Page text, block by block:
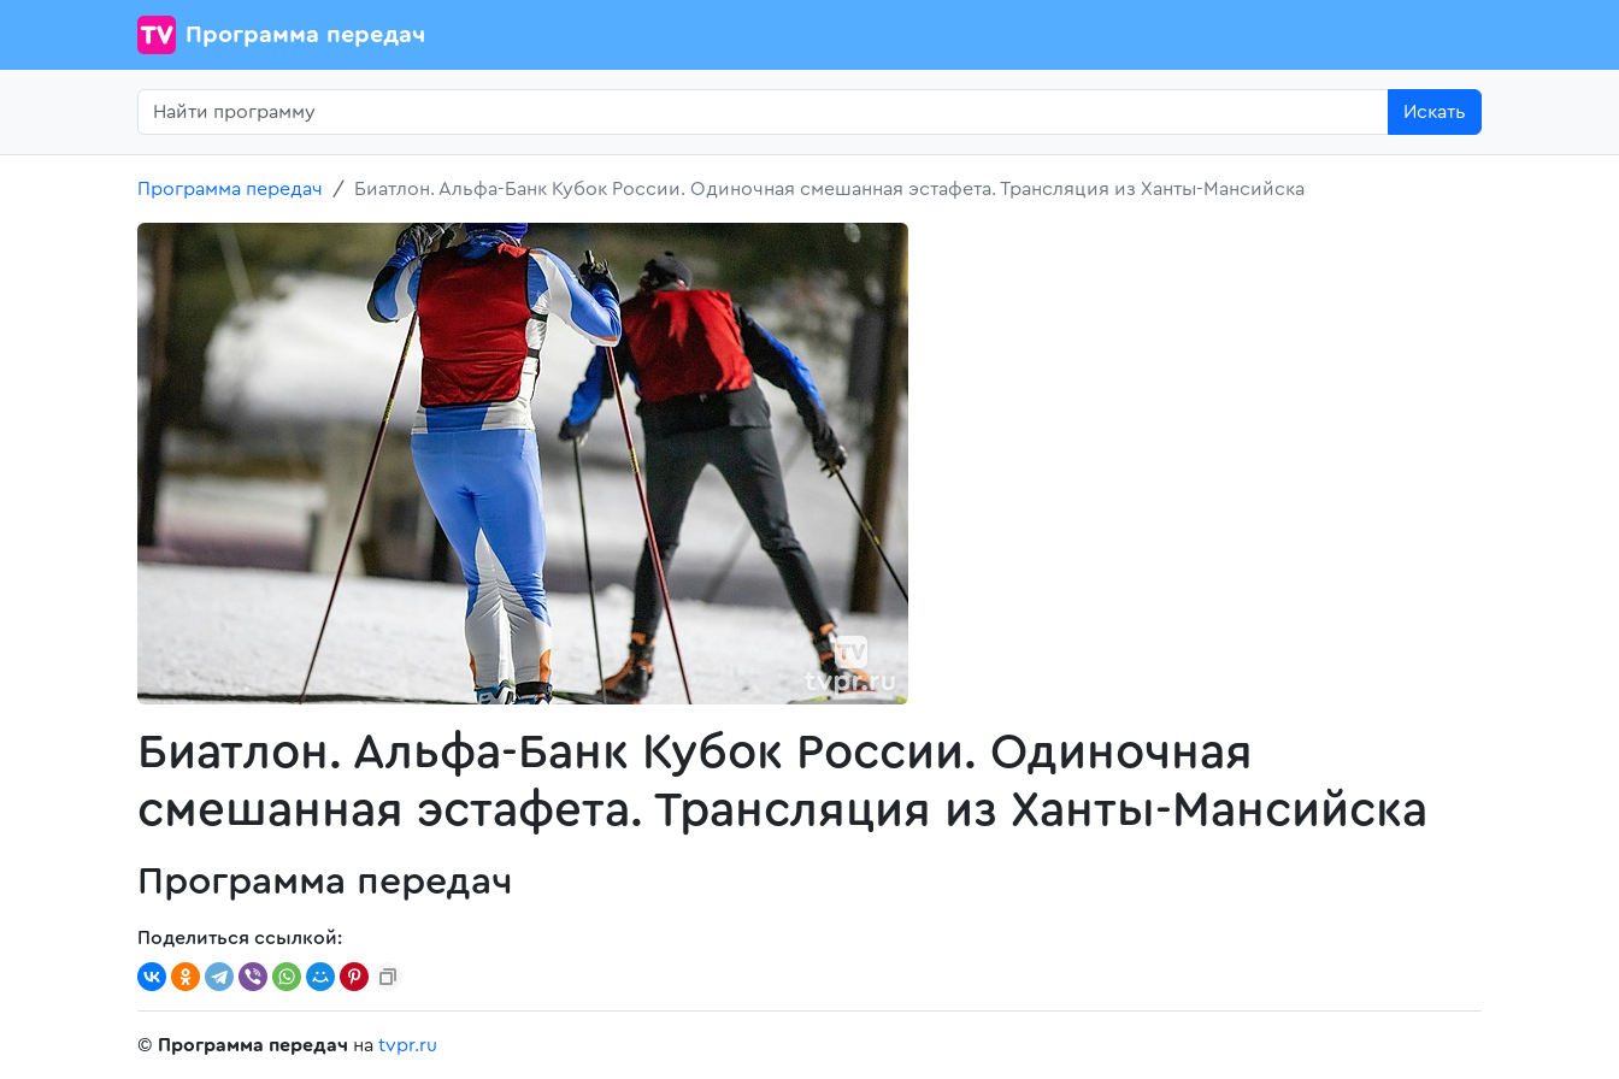
Программа передач
Искать
Программа передач Биатлон. Альфа-Банк Кубок России. Одиночная смешанная эстафета. Трансляция из Ханты-Мансийска
Биатлон. Альфа-Банк Кубок России. Одиночная
смешанная эстафета. Трансляция из Ханты-Мансийска
Программа передач
Поделиться ссылкой:
© Программа передач на tvpr.ru